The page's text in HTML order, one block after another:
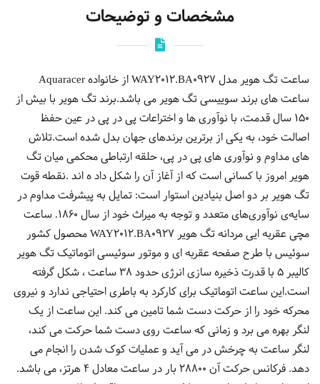
مشخصات و توضیحات
ساعت تگ هویر مدل WAY2012.BA0927 از خانواده Aquaracer
ساعت های برند سوییسی تگ هویر می باشد.برند تگ هویر با بیش از
150 سال قدمت، با نوآوری ها و اختراعات پی در پی در عین حفظ
اصالت خود، به یکی از برترین برندهای جهان بدل شده است.تلاش
های مداوم و نوآوری های پی در پی، حلقه ارتباطی محکمی میان تگ
هویر امروز با کسانی است که از آغاز آن را شکل داد ه اند .نقطه قوت
تگ هویر بر دو اصل بنیادین استوار است: تمایل به پیشرفت مداوم در
سایه‌ی نوآوری‌های متعدد و توجه به میراث خود از سال 1860. ساعت
مچی عقربه ایی مردانه تگ هویر WAY2012.BA0927 محصول کشور
سوئیس با طرح صفحه عقربه ای و موتور سوئیسی اتوماتیک تگ هویر
کالیبر 5 با قدرت ذخیره سازی انرژی حدود 38 ساعت ، شکل گرفته
است.این ساعت اتوماتیک برای کارکرد به باطری احتیاجی ندارد و نیروی
محرکه خود را از حرکت دست شما تامین می کند. این ساعت از یک
لنگر بهره می برد و زمانی که ساعت روی دست شما حرکت می کند،
لنگر ساعت به چرخش در می آید و عملیات کوک شدن را انجام می
دهد. فرکانس حرکت آن 28800 بار در ساعت معادل 4 هرتز، می باشد.